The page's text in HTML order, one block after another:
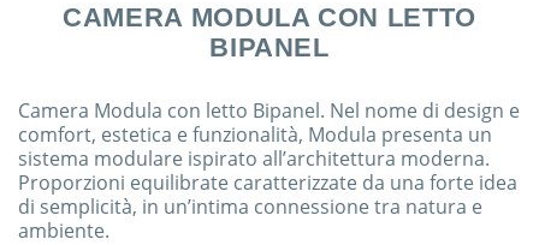
CAMERA MODULA CON LETTO
BIPANEL
Camera Modula con letto Bipanel. Nel nome di design e
comfort, estetica e funzionalità, Modula presenta un
sistema modulare ispirato all’architettura moderna.
Proporzioni equilibrate caratterizzate da una forte idea
di semplicità, in un’intima connessione tra natura e
ambiente.